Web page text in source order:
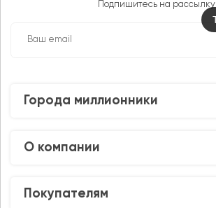
Подпишитесь на рассылку
Города миллионники
О компании
Покупателям